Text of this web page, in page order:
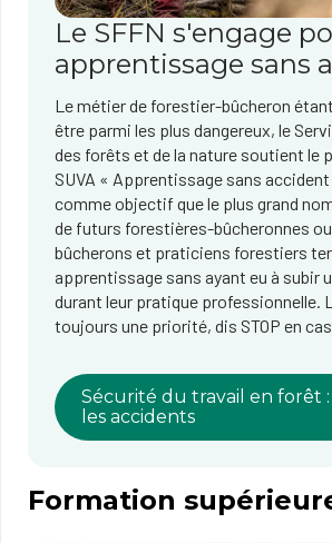
Le SFFN s'engage
apprentissage sans
Le métier de forestier-bûcheron
être parmi les plus dangereux, le
des forêts et de la nature soutient le
SUVA « Apprentissage sans
comme objectif que le plus grand
de futurs forestières-bûcheronnes
bûcherons et praticiens forestiers
apprentissage sans ayant eu à subir
durant leur pratique professionnelle.
toujours une priorité, dis STOP en
Sécurité du travail en forêt
les accidents
Formation